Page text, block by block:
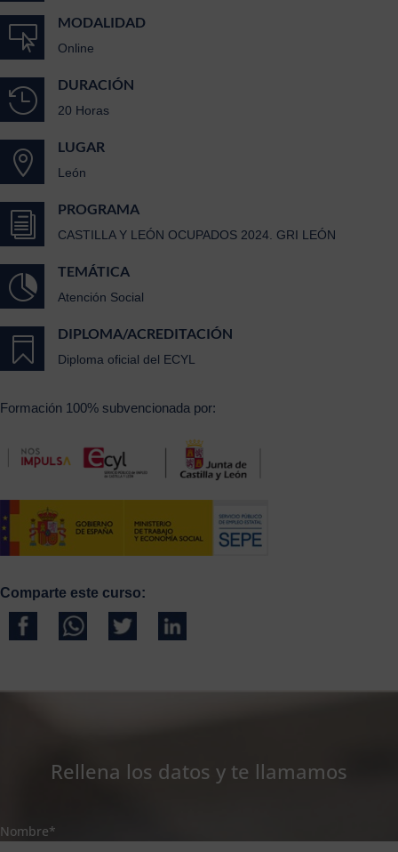

MODALIDAD
Online

DURACIÓN
20 Horas

LUGAR
León
i
PROGRAMA
CASTILLA Y LEÓN OCUPADOS 2024. GRI LEÓN

TEMÁTICA
Atención Social

DIPLOMA/ACREDITACIÓN
Diploma oficial del ECYL
Formación 100% subvencionada por:
Comparte este curso:
Rellena los datos y te llamamos
Nombre*